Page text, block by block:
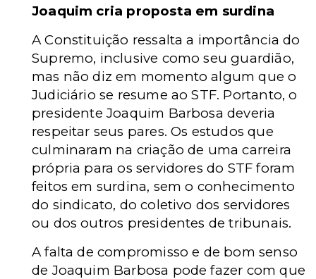
Joaquim cria proposta em surdina
A Constituição ressalta a importância do
Supremo, inclusive como seu guardião,
mas não diz em momento algum que o
Judiciário se resume ao STF. Portanto, o
presidente Joaquim Barbosa deveria
respeitar seus pares. Os estudos que
culminaram na criação de uma carreira
própria para os servidores do STF foram
feitos em surdina, sem o conhecimento
do sindicato, do coletivo dos servidores
ou dos outros presidentes de tribunais.
A falta de compromisso e de bom senso
de Joaquim Barbosa pode fazer com que